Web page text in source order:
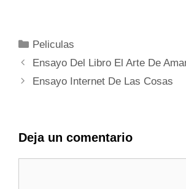
Categorías
Peliculas
Ensayo Del Libro El Arte De
Ensayo Internet De Las Cosas
Deja un comentario